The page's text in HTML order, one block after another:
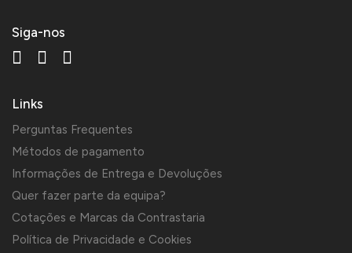
Siga-nos
Links
Perguntas Frequentes
Métodos de pagamento
Informações de Entrega e Devoluções
Quer fazer parte da equipa?
Cotações e Marcas da Contrastaria
Política de Privacidade e Cookies